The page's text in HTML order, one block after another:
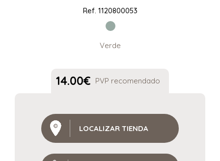
Ref. 1120800053
Verde
14.00€ PVP recomendado
LOCALIZAR TIENDA